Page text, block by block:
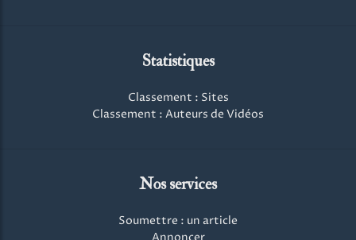
Statistiques
Classement : Sites
Classement : Auteurs de Vidéos
Nos services
Soumettre : un article